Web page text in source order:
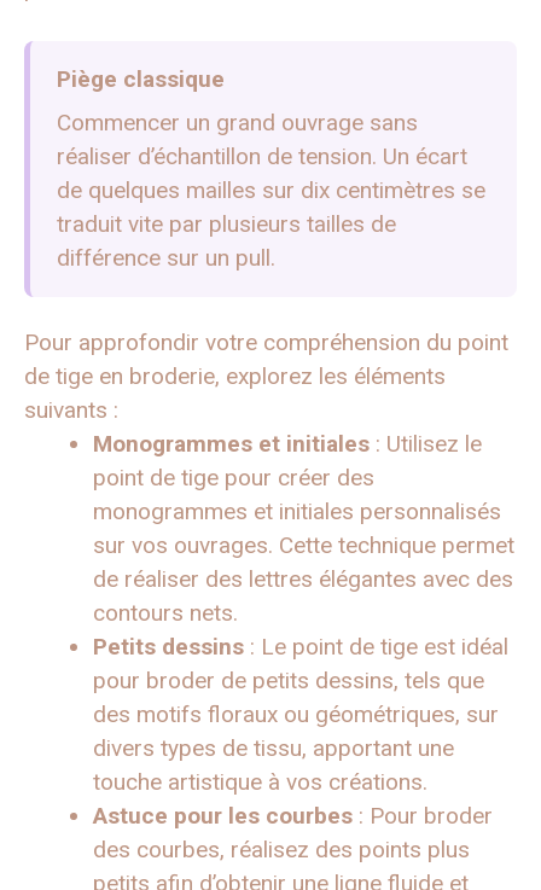
Piège classique
Commencer un grand ouvrage sans
réaliser d’échantillon de tension. Un écart
de quelques mailles sur dix centimètres se
traduit vite par plusieurs tailles de
différence sur un pull.
Pour approfondir votre compréhension du point
de tige en broderie, explorez les éléments
suivants :
Monogrammes et initiales : Utilisez le
point de tige pour créer des
monogrammes et initiales personnalisés
sur vos ouvrages. Cette technique permet
de réaliser des lettres élégantes avec des
contours nets.
Petits dessins : Le point de tige est idéal
pour broder de petits dessins, tels que
des motifs floraux ou géométriques, sur
divers types de tissu, apportant une
touche artistique à vos créations.
Astuce pour les courbes : Pour broder
des courbes, réalisez des points plus
petits afin d’obtenir une ligne fluide et